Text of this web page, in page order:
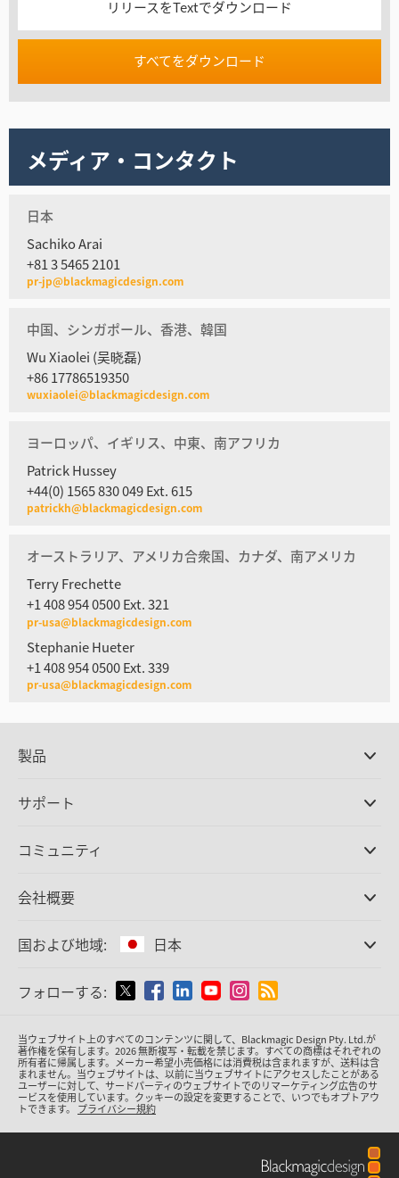
リリースをTextでダウンロード
すべてをダウンロード
メディア・コンタクト
日本
Sachiko Arai
+81 3 5465 2101
pr-jp@blackmagicdesign.com
中国、シンガポール、香港、韓国
Wu Xiaolei (吴晓磊)
+86 17786519350
wuxiaolei@blackmagicdesign.com
ヨーロッパ、イギリス、中東、南アフリカ
Patrick Hussey
+44(0) 1565 830 049 Ext. 615
patrickh@blackmagicdesign.com
オーストラリア、アメリカ合衆国、カナダ、南アメリカ
Terry Frechette
+1 408 954 0500 Ext. 321
pr-usa@blackmagicdesign.com
Stephanie Hueter
+1 408 954 0500 Ext. 339
pr-usa@blackmagicdesign.com
製品
DaVinci Resolve/Fusion
ATEMプロダクション
ディスクレコーダー
Cintelフィルムスキャニング
放送用コンバーター
モニタリング
MultiView
ルーティング＆分配
配信＆エンコーディング
サポート
サポートセンター
コミュニティ
会社概要
会社概要
メディア
国および地域: 日本
国または地域から選択
Australia
Austria
フォローする:
当ウェブサイト上のすべてのコンテンツに関して、Blackmagic Design Pty. Ltd.が
著作権を保有します。 2026 無断複写・転載を禁じます。すべての商標はそれぞれの
所有者に帰属します。 メーカー希望小売価格には消費税は含まれますが、送料は含
まれません。当ウェブサイトは、以前に当ウェブサイトにアクセスしたことがある
ユーザーに対して、サードパーティのウェブサイトでのリマーケティング広告のサ
ービスを使用しています。クッキーの設定を変更することで、いつでもオプトアウ
トできます。 プライバシー規約